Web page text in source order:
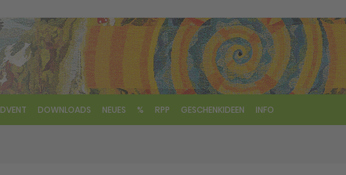
DOWNLOADS NEUES % RPP GESCHENKIDEEN INFO